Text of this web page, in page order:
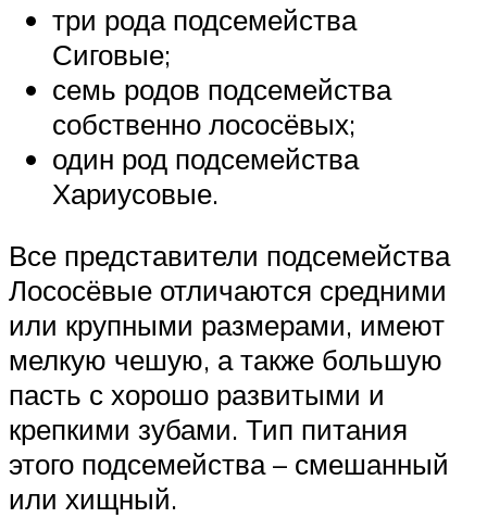
три рода подсемейства
Сиговые;
семь родов подсемейства
собственно лососёвых;
один род подсемейства
Хариусовые.
Все представители подсемейства
Лососёвые отличаются средними
или крупными размерами, имеют
мелкую чешую, а также большую
пасть с хорошо развитыми и
крепкими зубами. Тип питания
этого подсемейства – смешанный
или хищный.